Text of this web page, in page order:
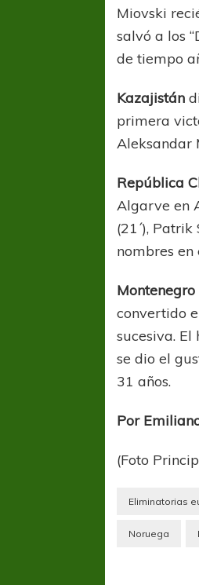
Miovski
salvó a los
de tiempo
Kazajistán
primera
Aleksandar
República
Algarve en
(21´),
nombres
Montenegro
convertido
sucesiva.
se dio el
31 años.
Por
(Foto
Eliminatorias
Noruega
COPA SUDAMERICANA
Octavos de Final